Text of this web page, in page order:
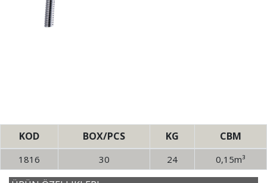
KOD BOX/PCS KG CBM
1816 30 24 0,15m³